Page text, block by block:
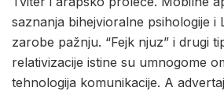
saznanja bihejvioralne psihologije i
zarobe pažnju. “Fejk njuz” i drugi
relativizacije istine su umnogome
tehnologija komunikacije. A